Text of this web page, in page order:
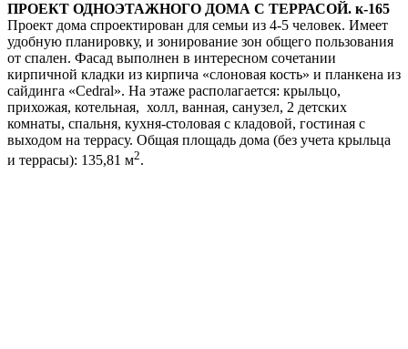
ПРОЕКТ ОДНОЭТАЖНОГО ДОМА С ТЕРРАСОЙ. к-165
Проект дома спроектирован для семьи из 4-5 человек. Имеет
удобную планировку, и зонирование зон общего пользования
от спален. Фасад выполнен в интересном сочетании
кирпичной кладки из кирпича «слоновая кость» и планкена из
сайдинга «Cedral». На этаже располагается: крыльцо,
прихожая, котельная, холл, ванная, санузел, 2 детских
комнаты, спальня, кухня-столовая с кладовой, гостиная с
выходом на террасу. Общая площадь дома (без учета крыльца
и террасы): 135,81 м2.